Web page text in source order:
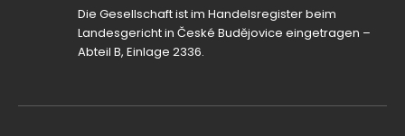
Die Gesellschaft ist im Handelsregister beim
Landesgericht in České Budějovice eingetragen –
Abteil B, Einlage 2336.